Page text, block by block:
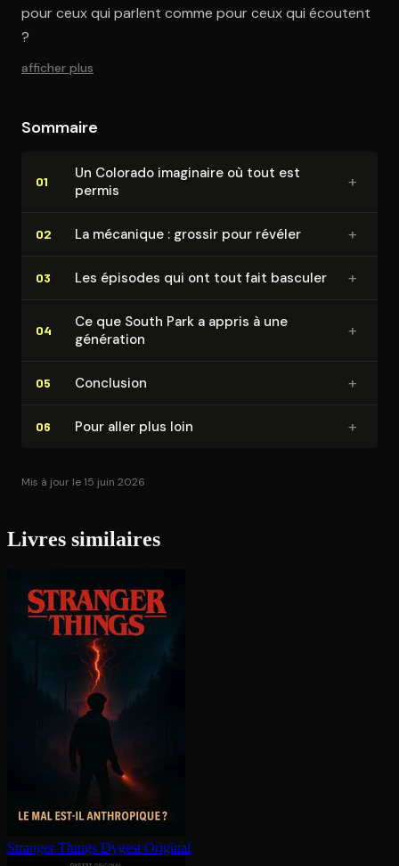
pour ceux qui parlent comme pour ceux qui écoutent
?
afficher plus
Sommaire
01
Un Colorado imaginaire où tout est
permis
+
02 La mécanique : grossir pour révéler +
03 Les épisodes qui ont tout fait basculer +
04
Ce que South Park a appris à une
génération
+
05 Conclusion +
06 Pour aller plus loin +
Mis à jour le 15 juin 2026
Livres similaires
Stranger Things Dygest Original